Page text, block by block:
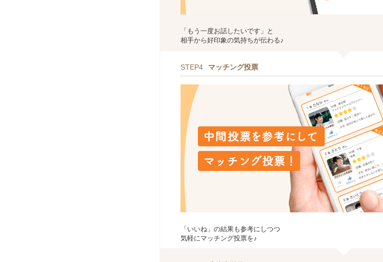
「もう一度お話したいです」と
相手から好印象の気持ちが伝わる♪
STEP4 マッチング投票
「いいね」の結果も参考にしつつ
気軽にマッチング投票を♪